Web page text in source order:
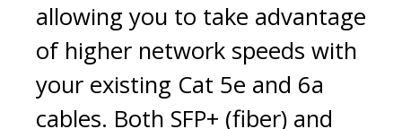
allowing you to take advantage
of higher network speeds with
your existing Cat 5e and 6a
cables. Both SFP+ (fiber) and